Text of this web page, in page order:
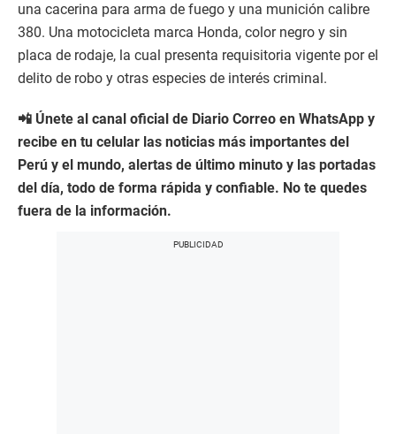
una cacerina para arma de fuego y una munición calibre
380. Una motocicleta marca Honda, color negro y sin
placa de rodaje, la cual presenta requisitoria vigente por el
delito de robo y otras especies de interés criminal.
📲 Únete al canal oficial de Diario Correo en WhatsApp y
recibe en tu celular las noticias más importantes del
Perú y el mundo, alertas de último minuto y las portadas
del día, todo de forma rápida y confiable. No te quedes
fuera de la información.